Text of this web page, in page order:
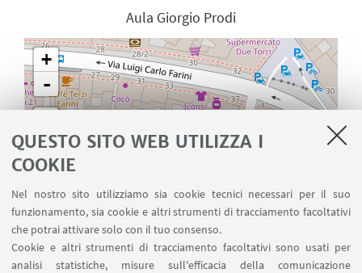
QUESTO SITO WEB UTILIZZA I
COOKIE
Nel nostro sito utilizziamo sia cookie tecnici necessari per il suo
funzionamento, sia cookie e altri strumenti di tracciamento facoltativi
che potrai attivare solo con il tuo consenso.
Cookie e altri strumenti di tracciamento facoltativi sono usati per
analisi statistiche, misure sull'efficacia della comunicazione
+
-
Aula Giorgio Prodi